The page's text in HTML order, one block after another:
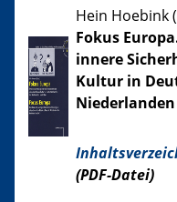
Hein Hoebink
Fokus
innere
Kultur in
(PDF-Datei)